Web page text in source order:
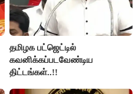
தமிழக பட்ஜெட்டில்
கவனிக்கப்படவேண்டிய
திட்டங்கள்..!!